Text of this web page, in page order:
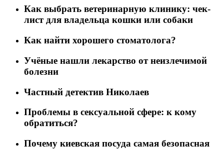
Как выбрать ветеринарную клинику: чек-
лист для владельца кошки или собаки
Как найти хорошего стоматолога?
Учёные нашли лекарство от неизлечимой
болезни
Частный детектив Николаев
Проблемы в сексуальной сфере: к кому
обратиться?
Почему киевская посуда самая безопасная